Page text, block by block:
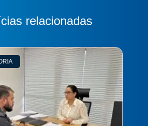
relacionadas